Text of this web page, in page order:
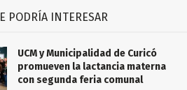
PODRÍA INTERESAR
UCM y Municipalidad de Curicó
promueven la lactancia materna
con segunda feria comunal